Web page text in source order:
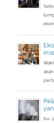
Isu